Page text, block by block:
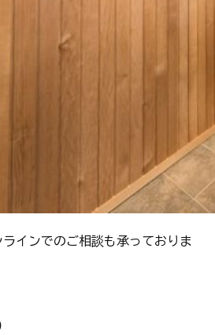
インでのご相談も承っておりま